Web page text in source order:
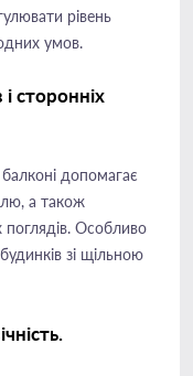
рівень
умов.
сторонніх
допомагає
а також
поглядів. Особливо
зі щільною